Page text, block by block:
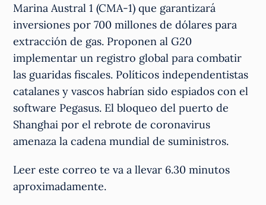
Marina Austral 1 (CMA-1) que garantizará
inversiones por 700 millones de dólares para
extracción de gas. Proponen al G20
implementar un registro global para combatir
las guaridas fiscales. Políticos independentistas
catalanes y vascos habrían sido espiados con el
software Pegasus. El bloqueo del puerto de
Shanghai por el rebrote de coronavirus
amenaza la cadena mundial de suministros.
Leer este correo te va a llevar 6.30 minutos
aproximadamente.